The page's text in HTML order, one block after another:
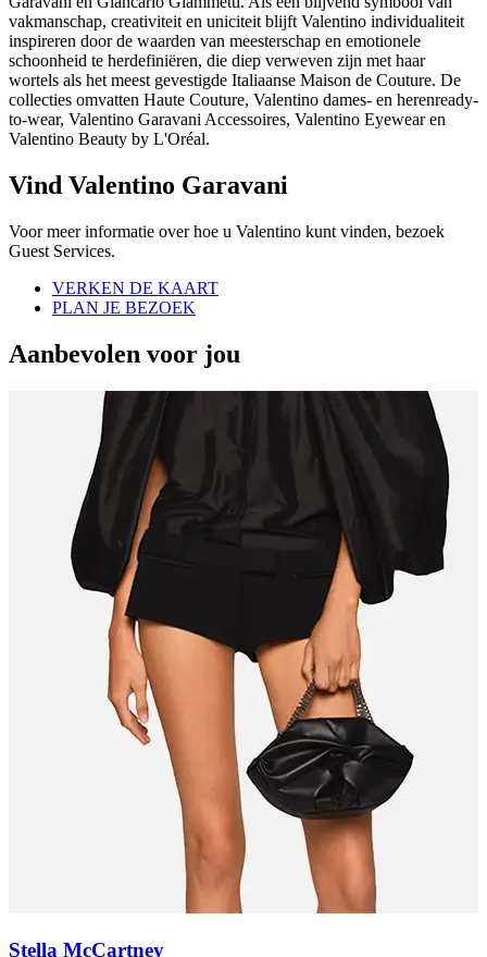
vakmanschap, creativiteit en uniciteit blijft Valentino individualiteit
inspireren door de waarden van meesterschap en emotionele
schoonheid te herdefiniëren, die diep verweven zijn met haar
wortels als het meest gevestigde Italiaanse Maison de Couture. De
collecties omvatten Haute Couture, Valentino dames- en herenready-
to-wear, Valentino Garavani Accessoires, Valentino Eyewear en
Valentino Beauty by L'Oréal.
Vind Valentino Garavani
Voor meer informatie over hoe u Valentino kunt vinden, bezoek
Guest Services.
VERKEN DE KAART
PLAN JE BEZOEK
Aanbevolen voor jou
Stella McCartney